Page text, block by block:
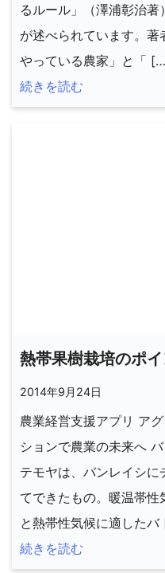
るルール」（澤浦彰治
が述べられています。著
やっている農家」と「
続きを読む
熱帯果樹栽培のポイ
2014年9月24日
農業経営支援アプリ ア
ションで農業の未来へ
テモヤは、バンレイシ
てできたもの。暖温帯
と熱帯性気候に適した
続きを読む